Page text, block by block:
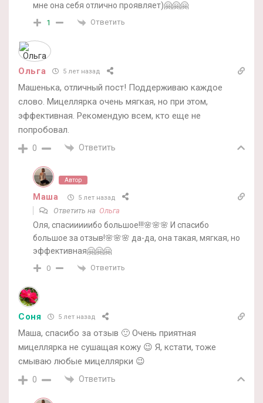
мне она себя отлично проявляет)🤗🤗🤗
1 Ответить
Ольга 5 лет назад
Машенька, отличный пост! Поддерживаю каждое
слово. Мицеллярка очень мягкая, но при этом,
эффективная. Рекомендую всем, кто еще не
попробовал.
0 Ответить
Автор
Маша 5 лет назад
Ответить на Ольга
Оля, спасииииибо большое!!!🌸🌸🌸 И спасибо
большое за отзыв!🌸🌸🌸 да-да, она такая, мягкая, но
эффективная🤗🤗🤗
0 Ответить
Соня 5 лет назад
Маша, спасибо за отзыв 🙂 Очень приятная
мицеллярка не сушащая кожу 😉 Я, кстати, тоже
смываю любые мицеллярки 😉
0 Ответить